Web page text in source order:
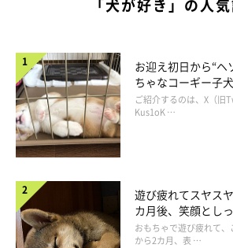
人が大好き！だけど犬
「犬が好き」の人
お迎え初日から“ヘ
ちゃなコーギー子
コ“コーギースマイ
長！
ご紹介するのは、X（旧
Kus1oK …
遊び疲れてスヤス
カ月後、笑顔とし
成長！
おもちゃで遊び疲れて
から2カ月、表 …